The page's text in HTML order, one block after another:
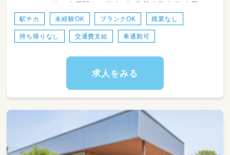
・乳幼児の保育
・簡単な保育書類の記入
・製作、行事の企画実施の補助 など
ブランクのある方も安心のフォロー体制あり！
【遅番さんの1日】
13：00～ 出勤、午睡チェック
19：00～ 園内片付け、翌日準備
20：00 退勤
線 内原駅より徒歩8分 常磐自動車道 水戸IC
より2㎞
駅チカ 未経験OK ブランクOK 残業なし
持ち帰りなし 交通費支給 車通勤可
求人をみる